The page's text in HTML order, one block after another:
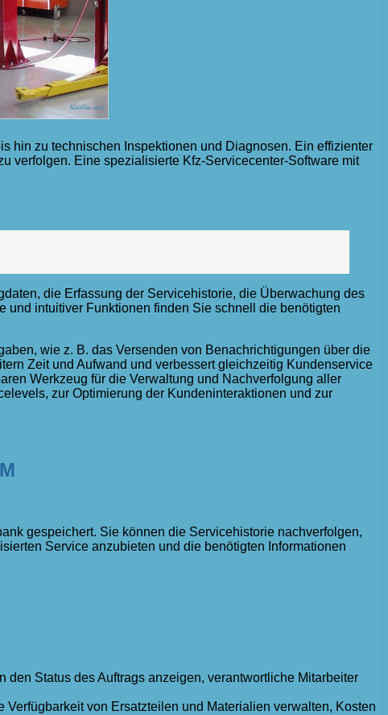
hin zu technischen Inspektionen und Diagnosen. Ein effizienter
verfolgen. Eine spezialisierte Kfz-Servicecenter-Software mit
die Erfassung der Servicehistorie, die Überwachung des
und intuitiver Funktionen finden Sie schnell die benötigten
wie z. B. das Versenden von Benachrichtigungen über die
Zeit und Aufwand und verbessert gleichzeitig Kundenservice
Werkzeug für die Verwaltung und Nachverfolgung aller
zur Optimierung der Kundeninteraktionen und zur
gespeichert. Sie können die Servicehistorie nachverfolgen,
Service anzubieten und die benötigten Informationen
Status des Auftrags anzeigen, verantwortliche Mitarbeiter
von Ersatzteilen und Materialien verwalten, Kosten